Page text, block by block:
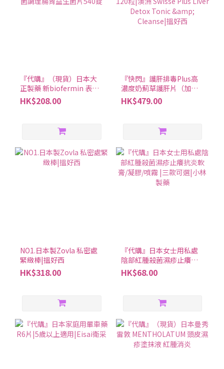
『代購』（現貨）日本大
正製藥 新biofermin 表飛
鳴乳酸菌調理腸胃益生菌
片540錠
HK$208.00
『快閃』護肝排毒Plus高
濃度奶薊草護肝片（加強
版） 120粒|澳洲 Swisse
Plus Liver Detox Tonic &
HK$479.00
NO1.日本製Zovla 私密處
緊緻棒|搵好西
HK$318.00
『代購』日本女士用私處
陰部紅腫殺菌濕疹止癢抗
炎軟膏/凝膠/噴霧 |三款可
選|小林製藥
HK$68.00